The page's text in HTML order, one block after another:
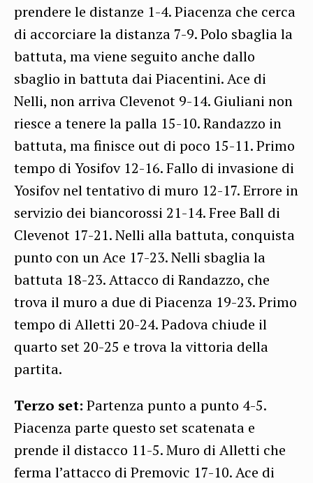
prendere le distanze 1-4. Piacenza che cerca
di accorciare la distanza 7-9. Polo sbaglia la
battuta, ma viene seguito anche dallo
sbaglio in battuta dai Piacentini. Ace di
Nelli, non arriva Clevenot 9-14. Giuliani non
riesce a tenere la palla 15-10. Randazzo in
battuta, ma finisce out di poco 15-11. Primo
tempo di Yosifov 12-16. Fallo di invasione di
Yosifov nel tentativo di muro 12-17. Errore in
servizio dei biancorossi 21-14. Free Ball di
Clevenot 17-21. Nelli alla battuta, conquista
punto con un Ace 17-23. Nelli sbaglia la
battuta 18-23. Attacco di Randazzo, che
trova il muro a due di Piacenza 19-23. Primo
tempo di Alletti 20-24. Padova chiude il
quarto set 20-25 e trova la vittoria della
partita.
Terzo set: Partenza punto a punto 4-5.
Piacenza parte questo set scatenata e
prende il distacco 11-5. Muro di Alletti che
ferma l’attacco di Premovic 17-10. Ace di